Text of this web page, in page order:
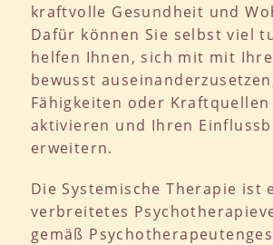
kraftvolle Gesundheit und
Dafür können Sie selbst viel
helfen Ihnen, sich mit mit
bewusst
Fähigkeiten oder Kraftquellen
aktivieren und Ihren
erweitern.
Die Systemische Therapie ist
verbreitetes
gemäß